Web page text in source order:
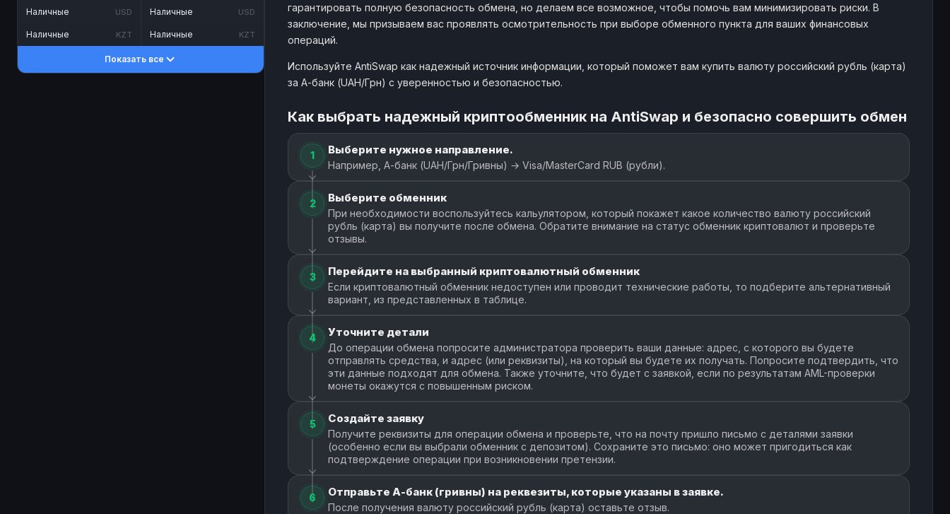
Наличные USD
Наличные KZT
Наличные USD
Наличные KZT
Показать все
гарантировать полную безопасность обмена, но делаем все возможное, чтобы помочь вам минимизировать риски. В
заключение, мы призываем вас проявлять осмотрительность при выборе обменного пункта для ваших финансовых
операций.
Используйте AntiSwap как надежный источник информации, который поможет вам купить валюту российский рубль (карта)
за А-банк (UAH/Грн) с уверенностью и безопасностью.
Как выбрать надежный криптообменник на AntiSwap и безопасно совершить обмен
1 Выберите нужное направление.
Например, А-банк (UAH/Грн/Гривны) → Visa/MasterCard RUB (рубли).
2 Выберите обменник
При необходимости воспользуйтесь кальулятором, который покажет какое количество валюту российский
рубль (карта) вы получите после обмена. Обратите внимание на статус обменник криптовалют и проверьте
отзывы.
3 Перейдите на выбранный криптовалютный обменник
Если криптовалютный обменник недоступен или проводит технические работы, то подберите альтернативный
вариант, из представленных в таблице.
4 Уточните детали
До операции обмена попросите администратора проверить ваши данные: адрес, с которого вы будете
отправлять средства, и адрес (или реквизиты), на который вы будете их получать. Попросите подтвердить, что
эти данные подходят для обмена. Также уточните, что будет с заявкой, если по результатам AML-проверки
монеты окажутся с повышенным риском.
5 Создайте заявку
Получите реквизиты для операции обмена и проверьте, что на почту пришло письмо с деталями заявки
(особенно если вы выбрали обменник с депозитом). Сохраните это письмо: оно может пригодиться как
подтверждение операции при возникновении претензии.
6 Отправьте А-банк (гривны) на реквезиты, которые указаны в заявке.
После получения валюту российский рубль (карта) оставьте отзыв.